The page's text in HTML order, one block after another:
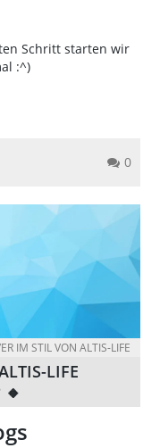
Schritt starten wir
:^)
0
IM STIL VON ALTIS-LIFE
LIFE